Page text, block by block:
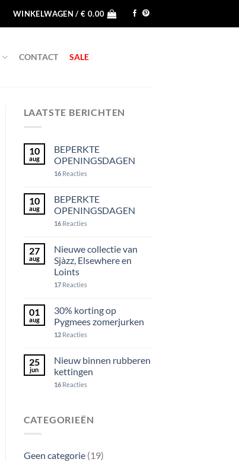
WINKELWAGEN /€ 0.00
CONTACT SALE
LAATSTE BERICHTEN
10
aug
BEPERKTE
OPENINGSDAGEN
16Reacties
10
aug
BEPERKTE
OPENINGSDAGEN
16Reacties
27
aug
Nieuwe collectie van
Sjàzz, Elsewhere en
Loints
17Reacties
01
aug
30% korting op
Pygmees zomerjurken
12Reacties
25
jun
Nieuw binnen rubberen
kettingen
16Reacties
CATEGORIEËN
Geen categorie(19)